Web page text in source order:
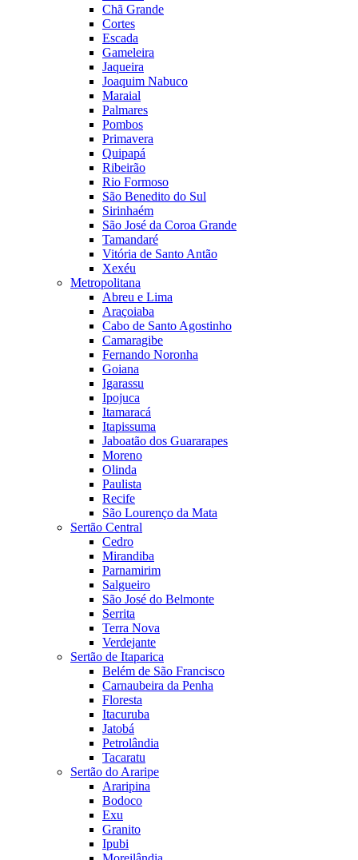
Chã Grande
Cortes
Escada
Gameleira
Jaqueira
Joaquim Nabuco
Maraial
Palmares
Pombos
Primavera
Quipapá
Ribeirão
Rio Formoso
São Benedito do Sul
Sirinhaém
São José da Coroa Grande
Tamandaré
Vitória de Santo Antão
Xexéu
Metropolitana
Abreu e Lima
Araçoiaba
Cabo de Santo Agostinho
Camaragibe
Fernando Noronha
Goiana
Igarassu
Ipojuca
Itamaracá
Itapissuma
Jaboatão dos Guararapes
Moreno
Olinda
Paulista
Recife
São Lourenço da Mata
Sertão Central
Cedro
Mirandiba
Parnamirim
Salgueiro
São José do Belmonte
Serrita
Terra Nova
Verdejante
Sertão de Itaparica
Belém de São Francisco
Carnaubeira da Penha
Floresta
Itacuruba
Jatobá
Petrolândia
Tacaratu
Sertão do Araripe
Araripina
Bodoco
Exu
Granito
Ipubi